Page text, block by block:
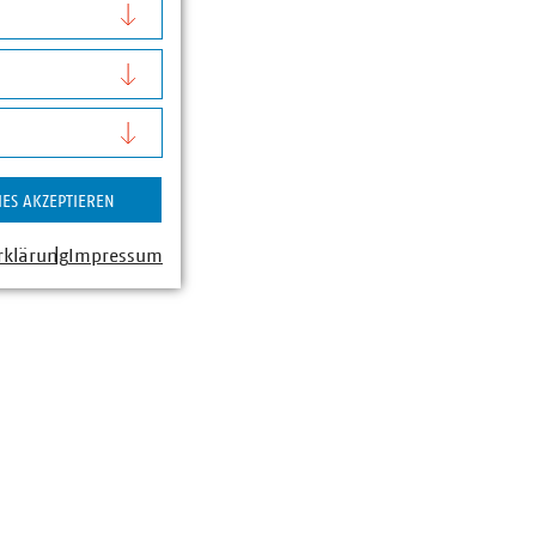
gemeinsamen H2-
AKZEPTIEREN
Impressum